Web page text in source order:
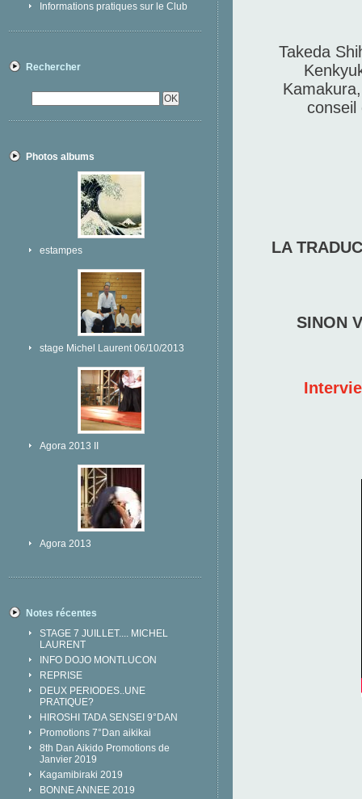
Informations pratiques sur le Club
Rechercher
Photos albums
estampes
stage Michel Laurent 06/10/2013
Agora 2013 II
Agora 2013
Notes récentes
STAGE 7 JUILLET.... MICHEL
LAURENT
INFO DOJO MONTLUCON
REPRISE
DEUX PERIODES..UNE
PRATIQUE?
HIROSHI TADA SENSEI 9°DAN
Promotions 7°Dan aikikai
8th Dan Aikido Promotions de
Janvier 2019
Kagamibiraki 2019
BONNE ANNEE 2019
Takeda
conseil
LA
SINON